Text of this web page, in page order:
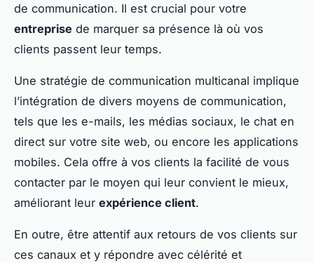
de communication. Il est crucial pour votre
entreprise de marquer sa présence là où vos
clients passent leur temps.
Une stratégie de communication multicanal implique
l’intégration de divers moyens de communication,
tels que les e-mails, les médias sociaux, le chat en
direct sur votre site web, ou encore les applications
mobiles. Cela offre à vos clients la facilité de vous
contacter par le moyen qui leur convient le mieux,
améliorant leur expérience client.
En outre, être attentif aux retours de vos clients sur
ces canaux et y répondre avec célérité et